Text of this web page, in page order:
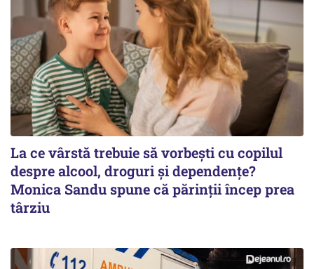
La ce vârstă trebuie să vorbești cu copilul
despre alcool, droguri și dependențe?
Monica Sandu spune că părinții încep prea
târziu